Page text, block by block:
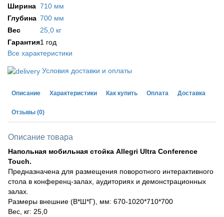
Ширина 710 мм
Глубина 700 мм
Вес
25,0 кг
Гарантия1 год
Все характеристики
Условия доставки и оплаты
Описание Характеристики Как купить Оплата Доставка
Отзывы (0)
Описание товара
Напольная мобильная стойка Allegri Ultra Conference
Touch.
Предназначена для размещения поворотного интерактивного
стола в конференц-залах, аудиториях и демонстрационных
залах.
Размеры внешние (В*Ш*Г), мм: 670-1020*710*700
Вес, кг: 25,0